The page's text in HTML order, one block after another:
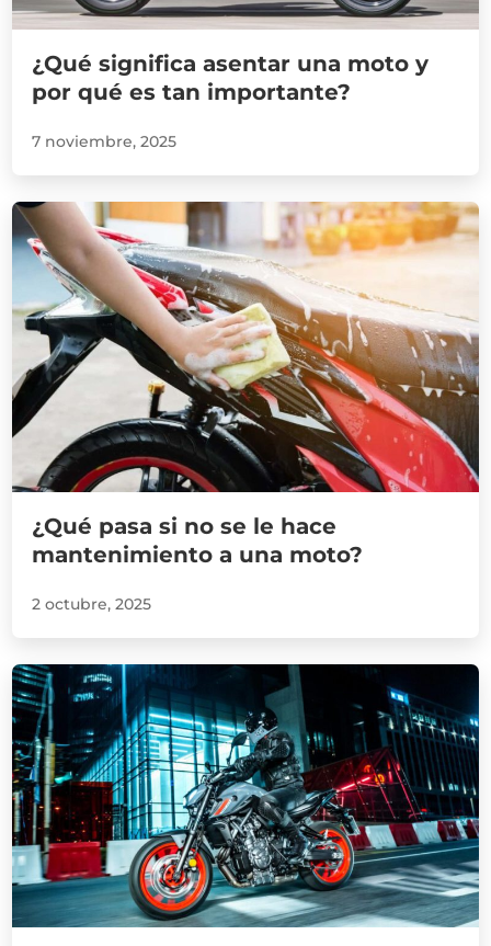
¿Qué significa asentar una moto y
por qué es tan importante?
7 noviembre, 2025
¿Qué pasa si no se le hace
mantenimiento a una moto?
2 octubre, 2025